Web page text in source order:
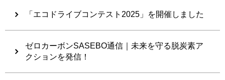
「エコドライブコンテスト2025」を開催しました
ゼロカーボンSASEBO通信｜未来を守る脱炭素ア
クションを発信！